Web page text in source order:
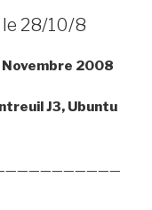
28/10/8
2008
J3, Ubuntu